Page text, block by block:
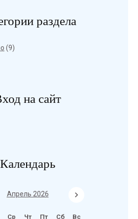
раздела
(9)
на сайт
Календарь
Апрель 2026
Ср Чт Пт Сб Вс